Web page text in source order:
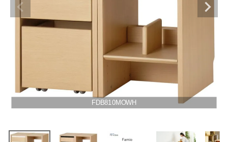
その他
アウトレットSALE
ブログ
FDB810MOWH